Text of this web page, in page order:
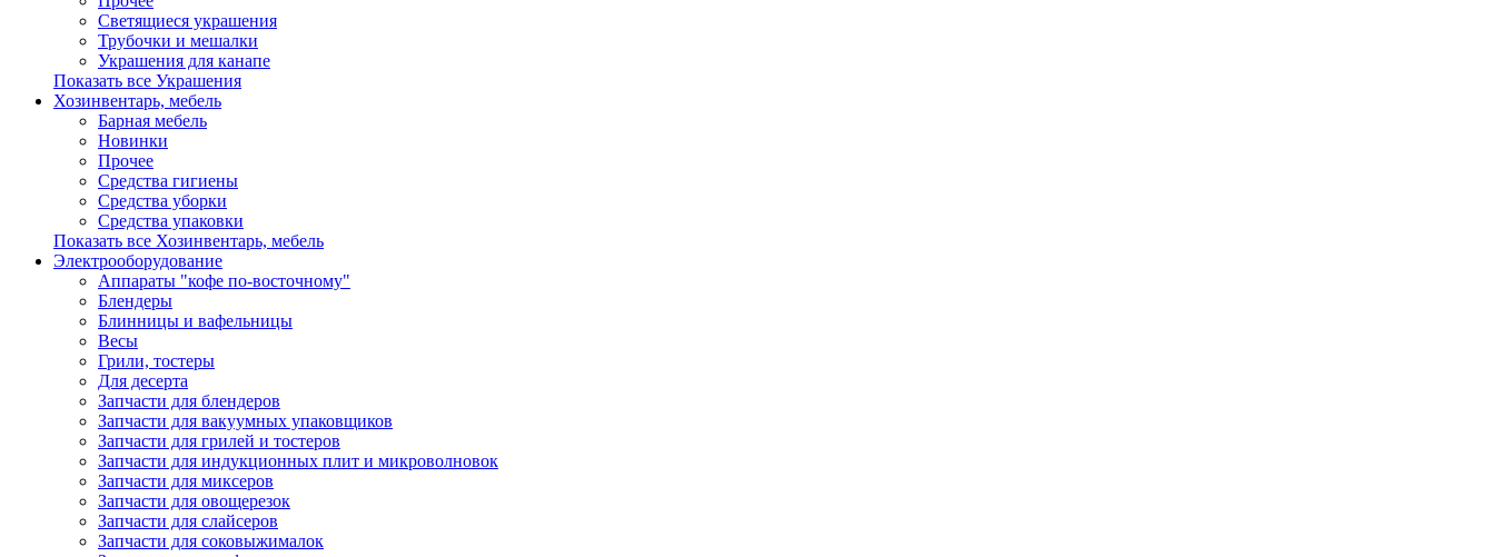
Светящиеся украшения
Трубочки и мешалки
Украшения для канапе
Показать все Украшения
Хозинвентарь, мебель
Барная мебель
Новинки
Прочее
Средства гигиены
Средства уборки
Средства упаковки
Показать все Хозинвентарь, мебель
Электрооборудование
Аппараты "кофе по-восточному"
Блендеры
Блинницы и вафельницы
Весы
Грили, тостеры
Для десерта
Запчасти для блендеров
Запчасти для вакуумных упаковщиков
Запчасти для грилей и тостеров
Запчасти для индукционных плит и микроволновок
Запчасти для миксеров
Запчасти для овощерезок
Запчасти для слайсеров
Запчасти для соковыжималок